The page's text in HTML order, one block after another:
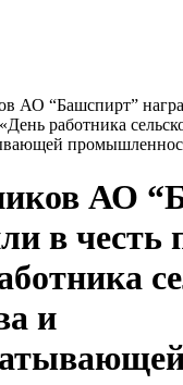
АО “Башспирт”
работника
АО
в честь
и